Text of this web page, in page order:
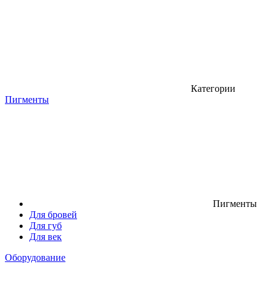
Категории
Пигменты
Пигменты
Для бровей
Для губ
Для век
Оборудование